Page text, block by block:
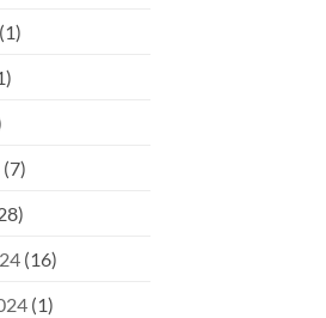
(1)
(7)
(16)
(1)